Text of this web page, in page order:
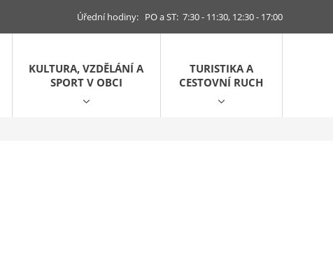
Úřední hodiny: PO a ST: 7:30 - 11:30, 12:30 - 17:00
KULTURA, VZDĚLÁNÍ A
SPORT V OBCI
TURISTIKA A
CESTOVNÍ RUCH